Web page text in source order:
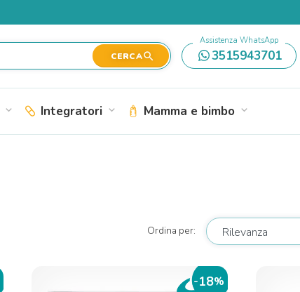
CERCAsearch
Assistenza WhatsApp
3515943701
expand_more Integratori expand_more Mamma e bimbo expand_more
Ordina per:
-18%